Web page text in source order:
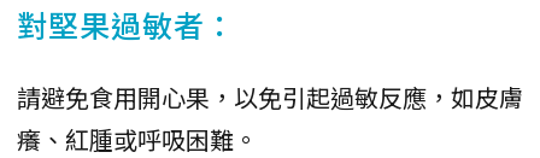
對堅果過敏者：
請避免食用開心果，以免引起過敏反應，如皮膚
癢、紅腫或呼吸困難。